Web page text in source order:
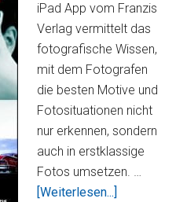
iPad App vom Franzis
Verlag vermittelt das
fotografische Wissen,
mit dem Fotografen
die besten Motive und
Fotosituationen nicht
nur erkennen, sondern
auch in erstklassige
Fotos umsetzen. …
[Weiterlesen...]